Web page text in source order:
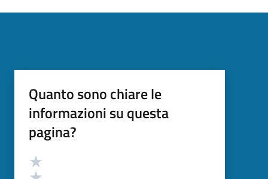
Quanto sono chiare le
informazioni su questa
pagina?
Valutazione